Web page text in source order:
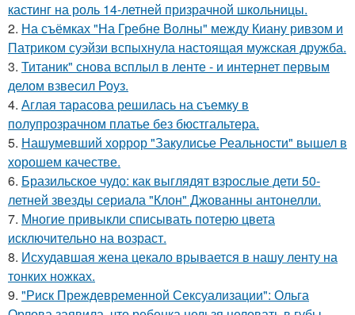
кастинг на роль 14-летней призрачной школьницы.
2. На съёмках "На Гребне Волны" между Киану ривзом и
Патриком суэйзи вспыхнула настоящая мужская дружба.
3. Титаник" снова всплыл в ленте - и интернет первым
делом взвесил Роуз.
4. Аглая тарасова решилась на съемку в
полупрозрачном платье без бюстгальтера.
5. Нашумевший хоррор "Закулисье Реальности" вышел в
хорошем качестве.
6. Бразильское чудо: как выглядят взрослые дети 50-
летней звезды сериала "Клон" Джованны антонелли.
7. Многие привыкли списывать потерю цвета
исключительно на возраст.
8. Исхудавшая жена цекало врывается в нашу ленту на
тонких ножках.
9. "Риск Преждевременной Сексуализации": Ольга